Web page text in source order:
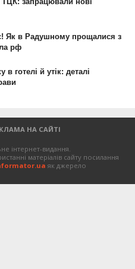
НА САЙТІ
інтернет-видання.
матеріалів сайту посилання
як джерело